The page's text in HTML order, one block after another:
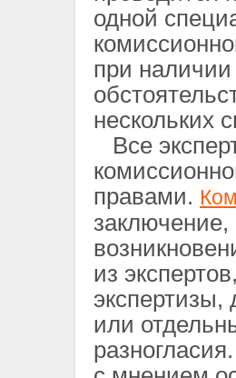
одной
при
нескольких
Все
правами.
из
экспертизы,
или